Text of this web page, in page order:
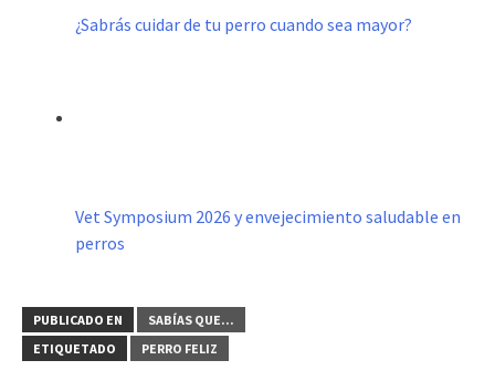
¿Sabrás cuidar de tu perro cuando sea mayor?
Vet Symposium 2026 y envejecimiento saludable en
perros
PUBLICADO EN
SABÍAS QUE...
ETIQUETADO
PERRO FELIZ